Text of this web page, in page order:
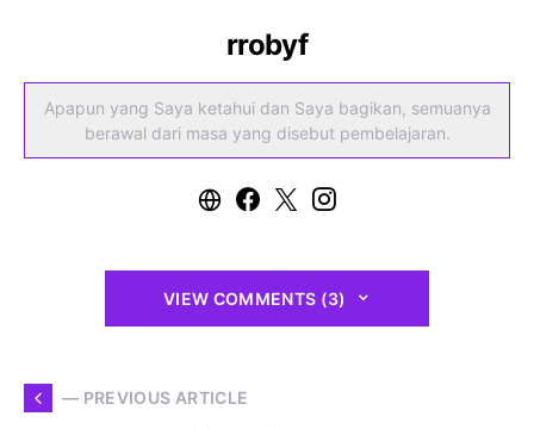
rrobyf
Apapun yang Saya ketahui dan Saya bagikan, semuanya
berawal dari masa yang disebut pembelajaran.
VIEW COMMENTS (3)
— PREVIOUS ARTICLE